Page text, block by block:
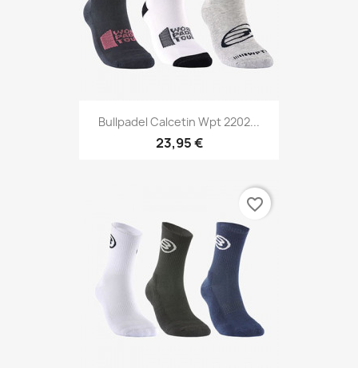
Bullpadel Calcetin Wpt 2202...
23,95 €
favorite_border